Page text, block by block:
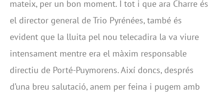
mateix, per un bon moment. I tot i que ara Charre és
el director general de Trio Pyrénées, també és
evident que la lluita pel nou telecadira la va viure
intensament mentre era el màxim responsable
directiu de Porté-Puymorens. Així doncs, després
d’una breu salutació, anem per feina i pugem amb